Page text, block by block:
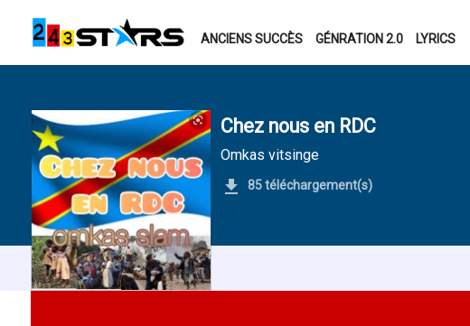
ANCIENS SUCCÈS GÉNRATION 2.0 LYRICS
Chez nous en RDC
Omkas vitsinge
85 téléchargement(s)